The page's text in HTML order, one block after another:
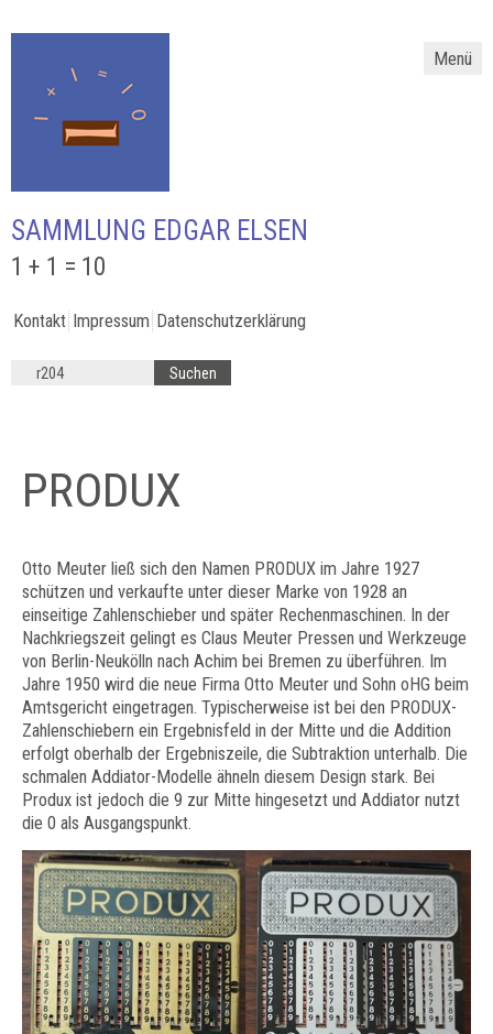
Menü
SAMMLUNG EDGAR ELSEN
1 + 1 = 10
Kontakt Impressum Datenschutzerklärung
PRODUX
Otto Meuter ließ sich den Namen PRODUX im Jahre 1927
schützen und verkaufte unter dieser Marke von 1928 an
einseitige Zahlenschieber und später Rechenmaschinen. In der
Nachkriegszeit gelingt es Claus Meuter Pressen und Werkzeuge
von Berlin-Neukölln nach Achim bei Bremen zu überführen. Im
Jahre 1950 wird die neue Firma Otto Meuter und Sohn oHG beim
Amtsgericht eingetragen. Typischerweise ist bei den PRODUX-
Zahlenschiebern ein Ergebnisfeld in der Mitte und die Addition
erfolgt oberhalb der Ergebniszeile, die Subtraktion unterhalb. Die
schmalen Addiator-Modelle ähneln diesem Design stark. Bei
Produx ist jedoch die 9 zur Mitte hingesetzt und Addiator nutzt
die 0 als Ausgangspunkt.